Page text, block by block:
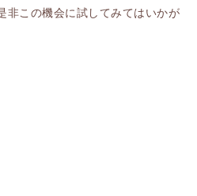
非この機会に試してみてはいかが